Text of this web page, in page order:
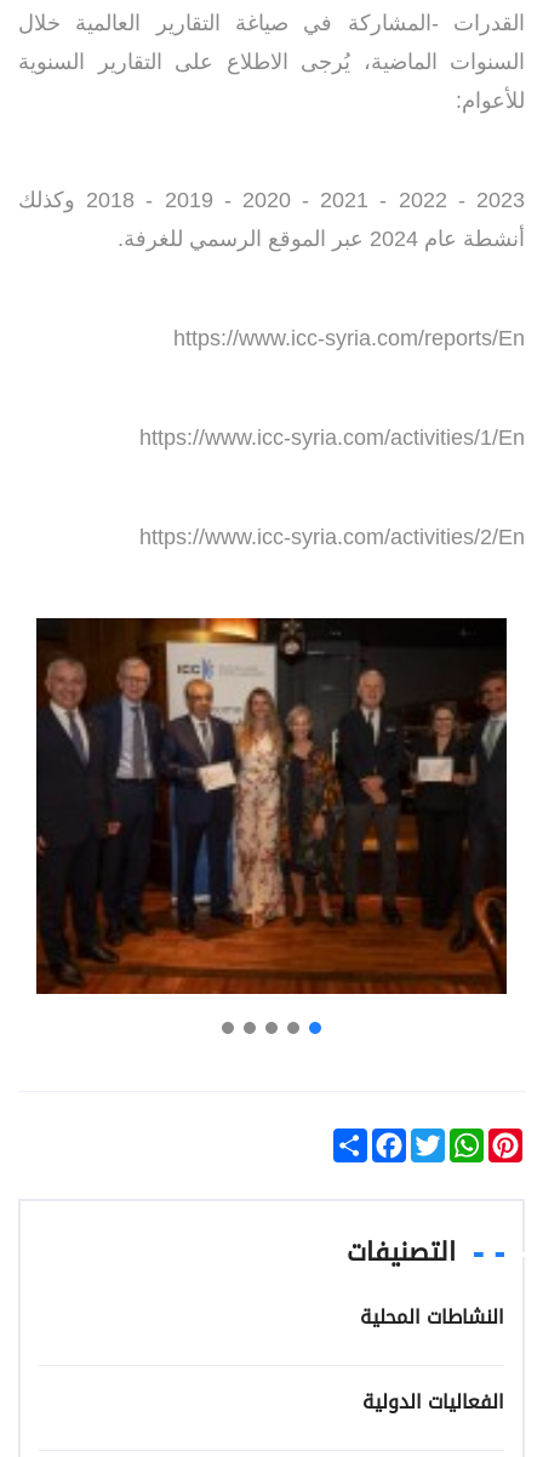
القدرات -المشاركة في صياغة التقارير العالمية خلال
السنوات الماضية، يُرجى الاطلاع على التقارير السنوية
للأعوام:
2018 - 2019 - 2020 - 2021 - 2022 - 2023 وكذلك
أنشطة عام 2024 عبر الموقع الرسمي للغرفة.
https://www.icc-syria.com/reports/En
https://www.icc-syria.com/activities/1/En
https://www.icc-syria.com/activities/2/En
Share
FacebookTwitter
WhatsApp
Pinterest
التصنيفات
النشاطات المحلية
الفعاليات الدولية